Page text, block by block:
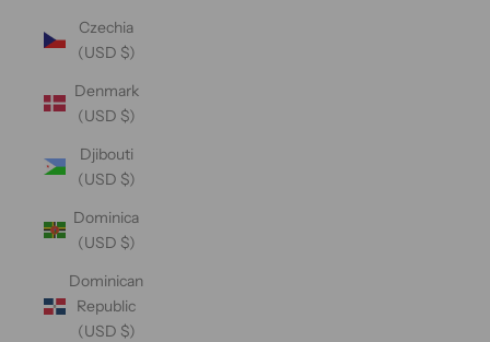
Czechia
(USD $)
Denmark
(USD $)
Djibouti
(USD $)
Dominica
(USD $)
Dominican
Republic
(USD $)